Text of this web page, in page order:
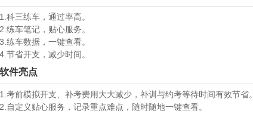
1.科三练车，通过率高。
2.练车笔记，贴心服务。
3.练车数据，一键查看。
4.节省开支，减少时间。
软件亮点
1.考前模拟开支、补考费用大大减少，补训与约考等待时间有效节省。
2.自定义贴心服务，记录重点难点，随时随地一键查看。